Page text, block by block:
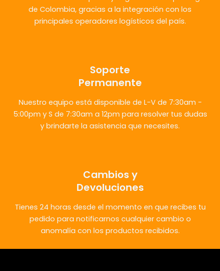
de Colombia, gracias a la integración con los
principales operadores logísticos del país.
Soporte
Permanente
Nuestro equipo está disponible de L-V de 7:30am -
5:00pm y S de 7:30am a 12pm para resolver tus dudas
y brindarte la asistencia que necesites.
Cambios y
Devoluciones
Tienes 24 horas desde el momento en que recibes tu
pedido para notificarnos cualquier cambio o
anomalía con los productos recibidos.